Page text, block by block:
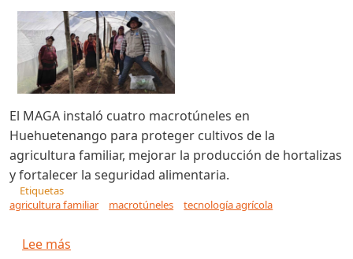
El MAGA instaló cuatro macrotúneles en
Huehuetenango para proteger cultivos de la
agricultura familiar, mejorar la producción de hortalizas
y fortalecer la seguridad alimentaria.
Etiquetas
agricultura familiar
macrotúneles tecnología agrícola
Lee más